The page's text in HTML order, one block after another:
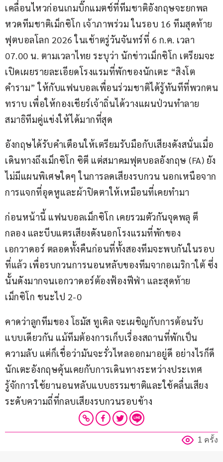
เคลื่อนไหวก่อนเกมบิ๊กแมตช์ที่ทีมชาติอังกฤษจะยกพล
หวดทีมชาติเม็กซิโก เจ้าภาพร่วม ในรอบ 16 ทีมสุดท้าย
ฟุตบอลโลก 2026 ในเช้าตรู่วันจันทร์ที่ 6 ก.ค. เวลา
07.00 น. ตามเวลาไทย ระบุว่า นักข่าวเม็กซิโก เตรียมจะ
เปิดเผยรายละเอียดโรงแรมที่พักของนักเตะ “สิงโต
คำราม” ให้กับแฟนบอลเพื่อนร่วมชาติได้รู้ทันทีที่พวกตน
ทราบ เพื่อให้กองเชียร์เจ้าถิ่นได้วางแผนป่วนทำลาย
สมาธิทีมคู่แข่งให้ได้มากที่สุด
อังกฤษได้รับคำเตือนให้เตรียมรับมือกับเสียงดังสนั่นเมื่อ
เดินทางถึงเม็กซิโก ซิตี แต่สมาคมฟุตบอลอังกฤษ (FA) ยัง
ไม่มีแผนพิเศษใดๆ ในการลดเสียงรบกวน นอกเหนือจาก
การแจกที่อุดหูและผ้าปิดตาให้เหมือนที่เคยทำมา
ก่อนหน้านี้ แฟนบอลเม็กซิโก เคยรวมตัวกันจุดพลุ ตี
กลอง และบีบแตรเสียงดังนอกโรงแรมที่พักของ
เอกวาดอร์ ตลอดทั้งคืนก่อนที่ทั้งสองทีมจะพบกันในรอบ
ที่แล้ว เพื่อรบกวนการนอนหลับของทีมจากอเมริกาใต้ ซึ่ง
นั้นดังมากจนเอกวาดอร์ต้องฟ้องฟีฟ่า และสุดท้าย
เม็กซิโก ชนะไป 2-0
คาดว่าลูกทีมของ โธมัส ทูเคิล จะเผชิญกับการต้อนรับ
แบบเดียวกัน แม้ทีมต้องการเก็บเรื่องสถานที่พักเป็น
ความลับ แต่ก็เชื่อว่ามันจะรั่วไหลออกมาอยู่ดี อย่างไรก็ดี
นักเตะอังกฤษคุ้นเคยกับการเดินทางระหว่างประเทศ
รู้จักการใช้ยานอนหลับแบบธรรมชาติและใช้คลื่นเสียง
ระดับความถี่ที่กลบเสียงรบกวนรอบข้าง
1 ครั้ง